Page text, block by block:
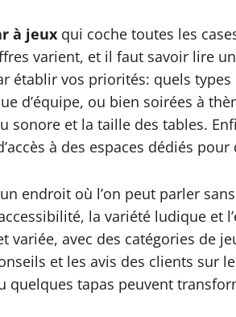
à jeux qui coche toutes les
varient, et il faut savoir lire
établir vos priorités: quels
d’équipe, ou bien soirées à
sonore et la taille des tables.
à des espaces dédiés
endroit où l’on peut parler
la variété ludique
avec des catégories de
et les avis des clients sur
quelques tapas peuvent